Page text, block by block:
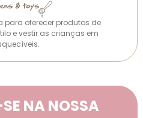
para oferecer produtos de
e vestir as crianças em
NA NOSSA